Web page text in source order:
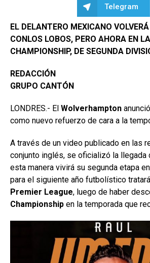
Telegram
EL DELANTERO MEXICANO
CONLOS LOBOS, PERO AHORA EN
CHAMPIONSHIP, DE SEGUNDA
REDACCIÓN
GRUPO CANTÓN
LONDRES.- El Wolverhampton
como nuevo refuerzo de cara a la
A través de un video publicado en las
conjunto inglés, se oficializó la llegada
esta manera vivirá su segunda etapa
para el siguiente año futbolístico
Premier League, luego de haber
Championship en la temporada que